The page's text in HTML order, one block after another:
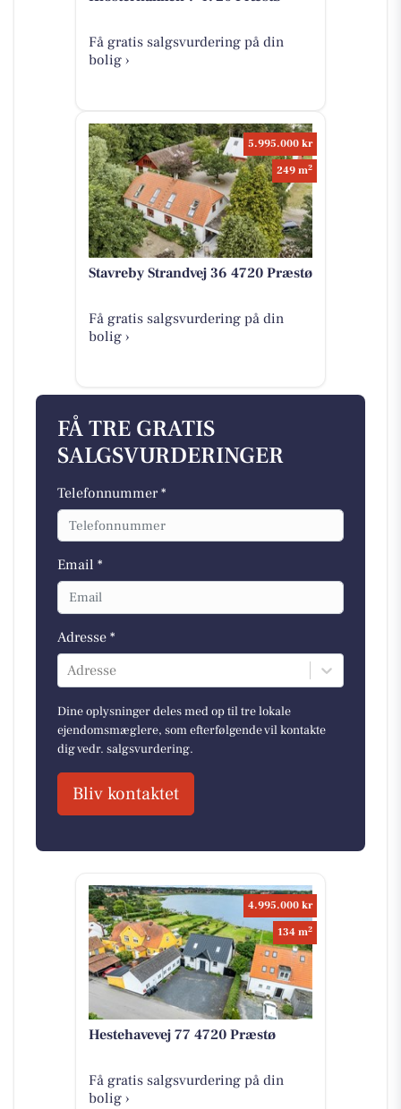
Få gratis salgsvurdering på din
bolig ›
5.995.000 kr
249 m2
Stavreby Strandvej 36 4720 Præstø
Få gratis salgsvurdering på din
bolig ›
FÅ TRE GRATIS
SALGSVURDERINGER
Telefonnummer *
Email *
Adresse *
Adresse
Dine oplysninger deles med op til tre lokale
ejendomsmæglere, som efterfølgende vil kontakte
dig vedr. salgsvurdering.
Bliv kontaktet
4.995.000 kr
134 m2
Hestehavevej 77 4720 Præstø
Få gratis salgsvurdering på din
bolig ›